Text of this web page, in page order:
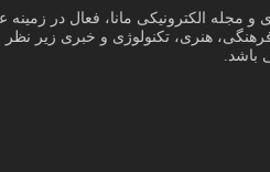
و مجله الکترونیکی مانا، فعال در زمینه
هنری، تکنولوژی و خبری زیر
باشد.